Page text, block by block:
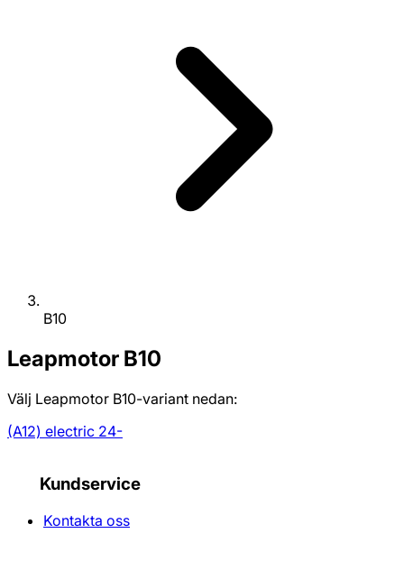
B10
Leapmotor B10
Välj Leapmotor B10-variant nedan:
(A12) electric 24-
Kundservice
Kontakta oss